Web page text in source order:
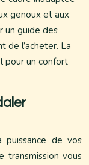
genoux et aux
un guide des
de l’acheter. La
pour un confort
puissance de vos
transmission vous